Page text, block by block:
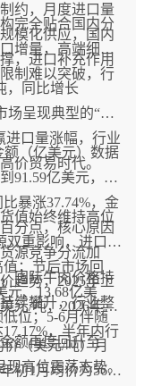
约，月度进口量
模化供应，国内
，进口补充作用
完全贴合国内分
增量，高端细分
制难以突破，行
，同比增长
场呈现典型的“量
进口量涨幅，行业
价贸易时代。
额（亿美元）数据
91.59亿美元，相
暴涨37.74%，金
分点，核心原因
源竞争分流加
国际牛肉价格持
续攀升，行业整
值始终维持高位
双重影响，进口金
值；节后市场回
元、13.68亿美
位；5-6月伴随
额再度回升至
高位震荡态势。
趋势，2025年上
元/吨，2026年同
，半年内行
（美元/吨）月
初1月均价为5647